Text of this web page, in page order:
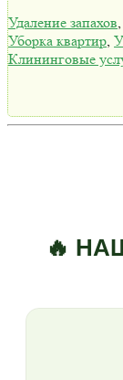
Удаление запахов,
Уборка квартир,
Клининговые
🔥